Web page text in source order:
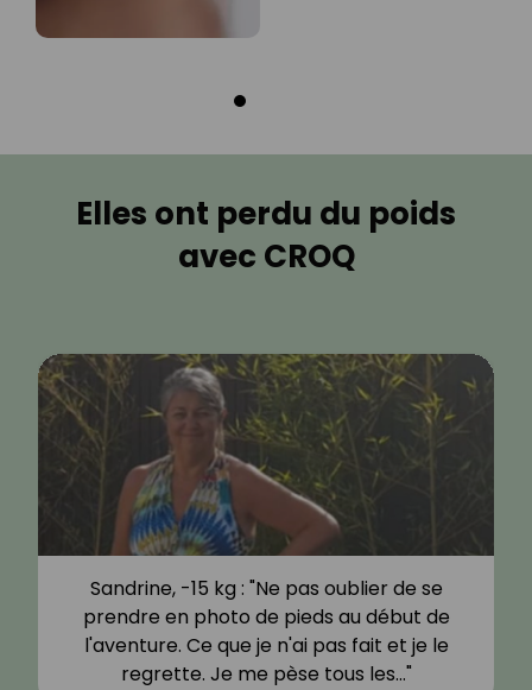
Elles ont perdu du poids
avec CROQ
Sandrine, -15 kg : "Ne pas oublier de se
prendre en photo de pieds au début de
l'aventure. Ce que je n'ai pas fait et je le
regrette. Je me pèse tous les…"